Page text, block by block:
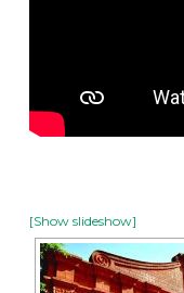
[Show slideshow]